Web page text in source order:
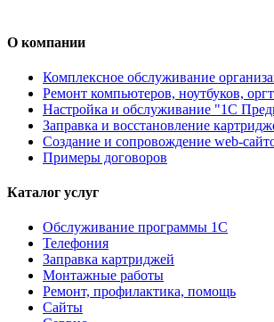
О компании
Комплексное обслуживание
Ремонт компьютеров, ноутбуков,
Настройка и обслуживание "1С
Заправка и восстановление
Создание и сопровождение web-
Примеры договоров
Каталог услуг
Обслуживание программы 1С
Телефония
Заправка картриджей
Монтажные работы
Ремонт, профилактика, помощь
Сайты